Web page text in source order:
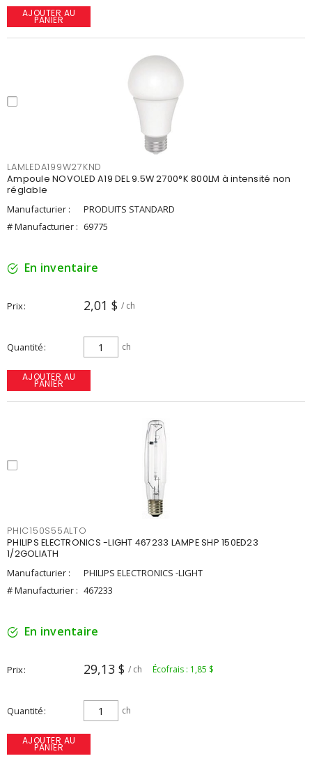
AJOUTER AU
PANIER
LAMLEDA199W27KND
Ampoule NOVOLED A19 DEL 9.5W 2700°K 800LM à intensité non
réglable
Manufacturier :
PRODUITS STANDARD
# Manufacturier : 69775
En inventaire
Prix 2,01 $ / ch
Quantité ch
AJOUTER AU
PANIER
PHIC150S55ALTO
PHILIPS ELECTRONICS -LIGHT 467233 LAMPE SHP 150ED23
1/2GOLIATH
Manufacturier :
PHILIPS ELECTRONICS -LIGHT
# Manufacturier : 467233
En inventaire
Prix 29,13 $ / ch Écofrais : 1,85 $
Quantité ch
AJOUTER AU
PANIER